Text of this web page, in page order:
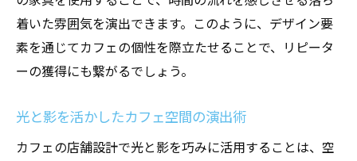
着いた雰囲気を演出できます。このように、デザイン要
素を通じてカフェの個性を際立たせることで、リピータ
ーの獲得にも繋がるでしょう。
光と影を活かしたカフェ空間の演出術
カフェの店舗設計で光と影を巧みに活用することは、空